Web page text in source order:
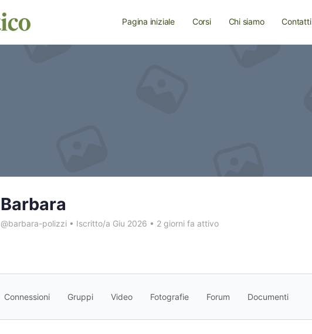
Pagina iniziale Corsi Chi siamo Contatti
Barbara
@barbara-polizzi • Iscritto/a Giu 2026 • 2 giorni fa attivo
Connessioni Gruppi Video Fotografie Forum Documenti